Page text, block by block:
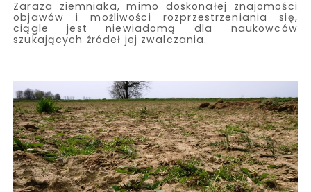
Zaraza ziemniaka, mimo doskonałej znajomości
objawów i możliwości rozprzestrzeniania się,
ciągle jest niewiadomą dla naukowców
szukających źródeł jej zwalczania.